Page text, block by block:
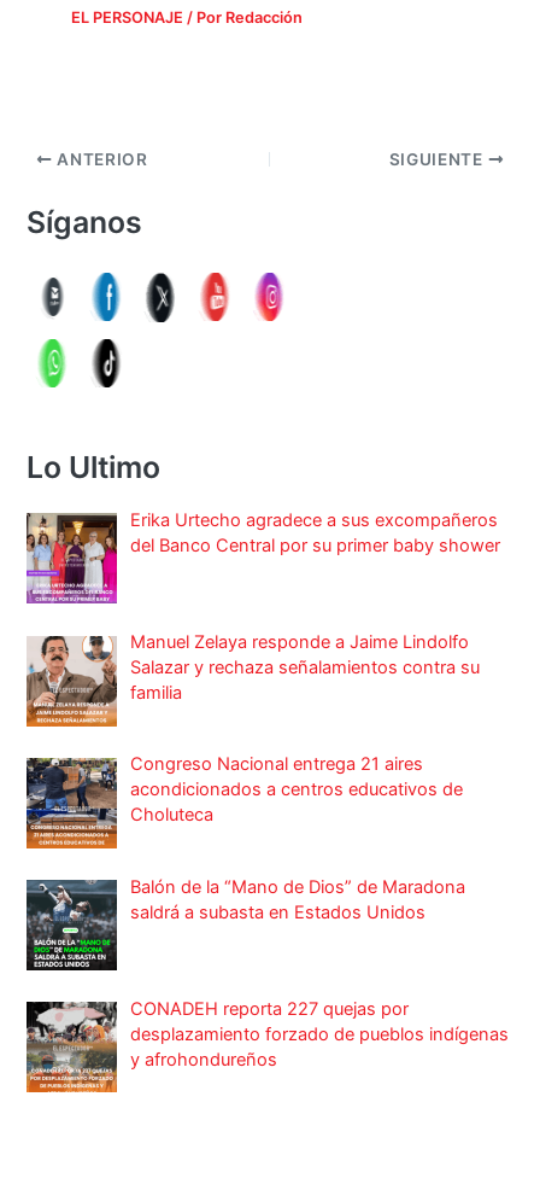
EL PERSONAJE / Por Redacción
ANTERIOR SIGUIENTE
Síganos
Lo Ultimo
Erika Urtecho agradece a sus excompañeros
del Banco Central por su primer baby shower
Manuel Zelaya responde a Jaime Lindolfo
Salazar y rechaza señalamientos contra su
familia
Congreso Nacional entrega 21 aires
acondicionados a centros educativos de
Choluteca
Balón de la “Mano de Dios” de Maradona
saldrá a subasta en Estados Unidos
CONADEH reporta 227 quejas por
desplazamiento forzado de pueblos indígenas
y afrohondureños